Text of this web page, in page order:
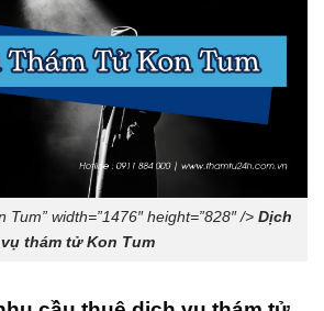
width=”1476″ height=”828″ /> Dịch
vụ thám tử Kon Tum